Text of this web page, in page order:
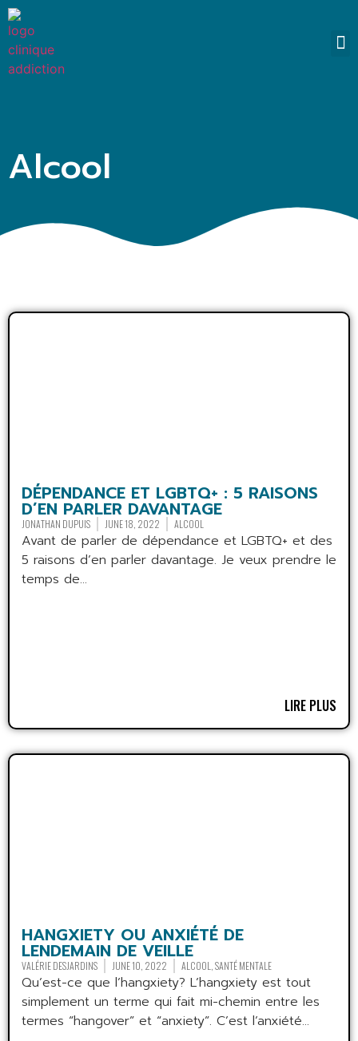
Alcool
DÉPENDANCE ET LGBTQ+ : 5 RAISONS
D’EN PARLER DAVANTAGE
JONATHAN DUPUIS JUNE 18, 2022 ALCOOL
Avant de parler de dépendance et LGBTQ+ et des
5 raisons d’en parler davantage. Je veux prendre le
temps de...
LIRE PLUS
HANGXIETY OU ANXIÉTÉ DE
LENDEMAIN DE VEILLE
VALÉRIE DESJARDINS JUNE 10, 2022 ALCOOL SANTÉ MENTALE
Qu’est-ce que l’hangxiety? L’hangxiety est tout
simplement un terme qui fait mi-chemin entre les
termes “hangover” et “anxiety”. C’est l’anxiété...